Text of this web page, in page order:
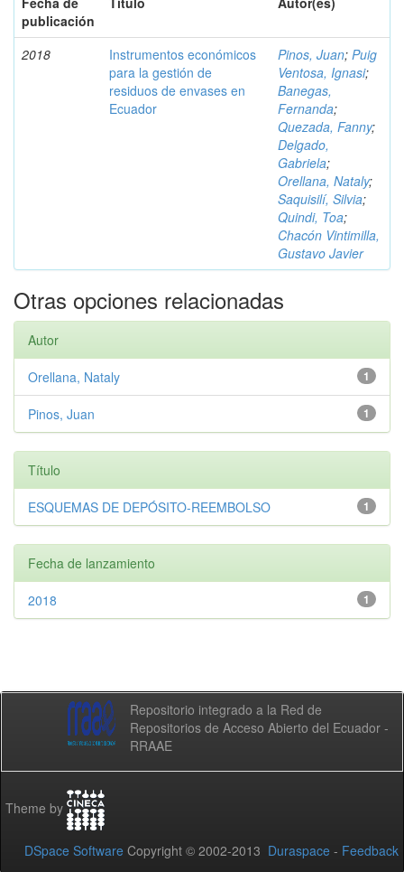
publicación
2018
Instrumentos económicos
para la gestión de
residuos de envases en
Ecuador
Pinos, Juan; Puig
Ventosa, Ignasi;
Banegas,
Fernanda;
Quezada, Fanny;
Delgado,
Gabriela;
Orellana, Nataly;
Saquisilí, Silvia;
Quindi, Toa;
Chacón Vintimilla,
Gustavo Javier
Otras opciones relacionadas
Autor
1
Orellana, Nataly
1
Pinos, Juan
Título
1
ESQUEMAS DE DEPÓSITO-REEMBOLSO
Fecha de lanzamiento
1
2018
Repositorio integrado a la Red de
Repositorios de Acceso Abierto del Ecuador -
RRAAE
Theme by
DSpace Software Copyright © 2002-2013 Duraspace - Feedback